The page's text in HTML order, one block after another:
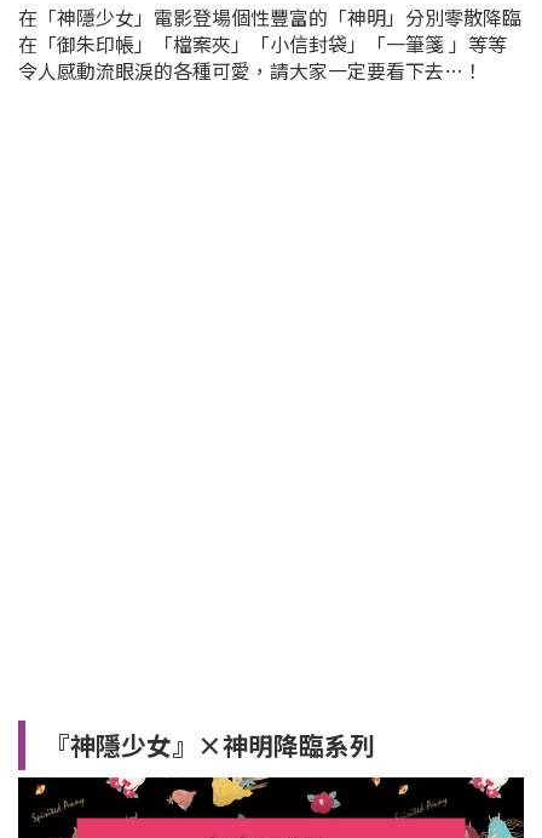
在「神隱少女」電影登場個性豐富的「神明」分別零散降臨
在「御朱印帳」「檔案夾」「小信封袋」「一筆箋 」等等
令人感動流眼淚的各種可愛，請大家一定要看下去…！
『神隱少女』×神明降臨系列